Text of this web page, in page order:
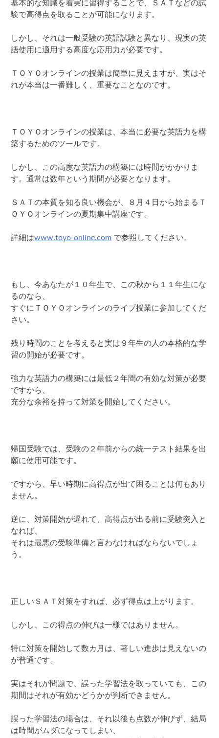
基本的な知識を着実に習得することで、ＳＡＴなどの試
験で高得点を取ることが可能になります。
しかし、それは一般受験の英語試験と異なり、現実の英
語使用に適用する高度な応用力が必要です。
ＴＯＹＯオンラインの授業は簡単に見えますが、実はそ
れが本当は一番難しく、重要なことなのです。
ＴＯＹＯオンラインの授業は、本当に必要な英語力を構
築するためのツールです。
しかし、この高度な英語力の構築には時間がかかりま
す。通常は数年という期間が必要となります。
ＳＡＴの本質を知る良い機会が、８月４日から始まるＴ
ＯＹＯオンラインの夏期集中講座です。
詳細はwww.toyo-online.com で参照してください。
もし、今あなたが１０年生で、この秋から１１年生にな
るのなら、
すぐにＴＯＹＯオンラインのライブ授業に参加してくだ
さい。
残り時間のことを考えると実は９年生の人の本格的な学
習の開始が必要です。
強力な英語力の構築には最低２年間の有効な対策が必要
ですから、
充分な余裕を持って対策を開始してください。
帰国受験では、受験の２年前からの統一テスト結果を出
願に使用可能です。
ですから、早い時期に高得点が出て困ることは何もあり
ません。
逆に、対策開始が遅れて、高得点が出る前に受験突入と
なれば、
それは最悪の受験準備と言わなければならないでしょ
う。
正しいＳＡＴ対策をすれば、必ず得点は上がります。
しかし、この得点の伸びは一様ではありません。
特に対策を開始して数カ月は、著しい進歩は見えないの
が普通です。
実はそれが問題で、誤った学習法を取っていても、この
期間はそれが有効かどうかが判断できません。
誤った学習法の場合は、それ以後も点数が伸びず、結局
は時間がムダになってしまい、